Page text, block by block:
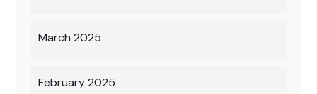
March 2025
February 2025